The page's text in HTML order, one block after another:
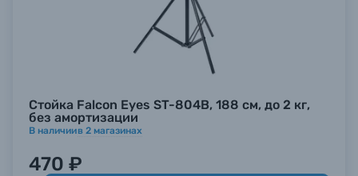
Стойка Falcon Eyes ST-804B, 188 см, до 2 кг,
без амортизации
В наличиив 2 магазинах
470 ₽